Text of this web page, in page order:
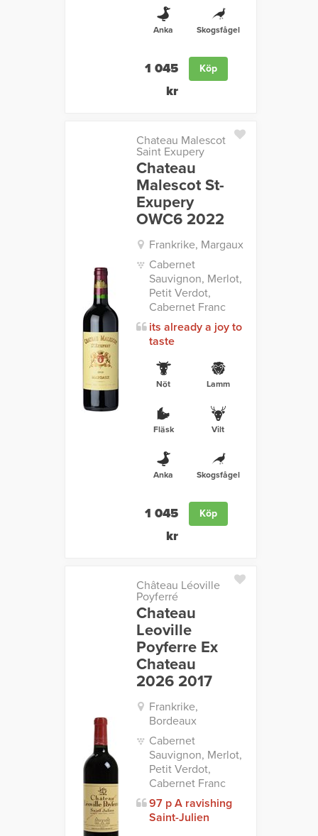
Anka Skogsfågel
1 045
kr
Köp
Chateau Malescot
Saint Exupery
Chateau
Malescot St-
Exupery
OWC6 2022
Frankrike, Margaux
Cabernet
Sauvignon, Merlot,
Petit Verdot,
Cabernet Franc
its already a joy to
taste
Nöt Lamm
Fläsk Vilt
Anka Skogsfågel
1 045
kr
Köp
Château Léoville
Poyferré
Chateau
Leoville
Poyferre Ex
Chateau
2026 2017
Frankrike,
Bordeaux
Cabernet
Sauvignon, Merlot,
Petit Verdot,
Cabernet Franc
97 p A ravishing
Saint-Julien